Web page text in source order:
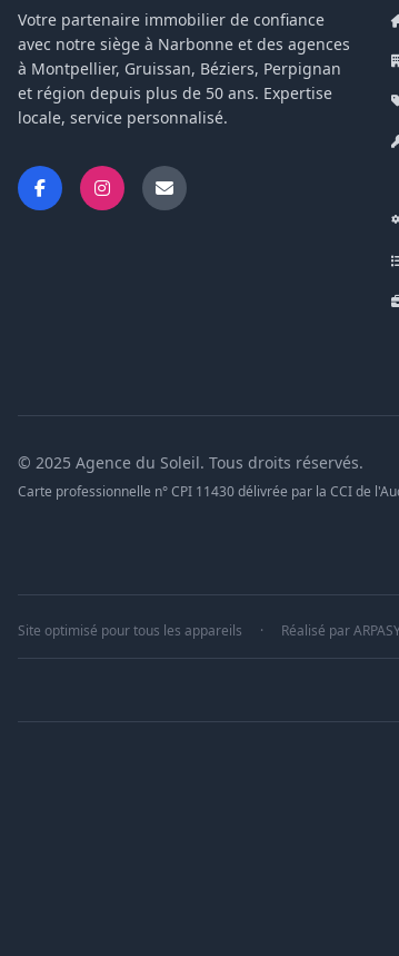
Votre partenaire immobilier de confiance
avec notre siège à Narbonne et des agences
à Montpellier, Gruissan, Béziers, Perpignan
et région depuis plus de 50 ans. Expertise
locale, service personnalisé.
© 2025 Agence du Soleil. Tous droits réservés.
Carte professionnelle n° CPI 11430 délivrée par la CCI de
Site optimisé pour tous les appareils · Réalisé par